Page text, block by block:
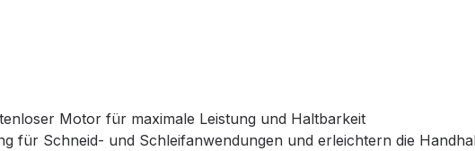
Motor für maximale Leistung und Haltbarkeit
für Schneid- und Schleifanwendungen und erleichtern die